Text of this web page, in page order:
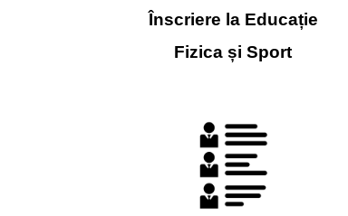
Înscriere la Educație
Fizica și Sport